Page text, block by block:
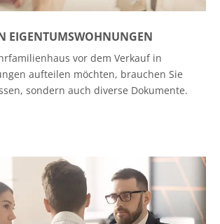
EIGENTUMSWOHNUNGEN
vor dem Verkauf in
aufteilen möchten, brauchen Sie
sondern auch diverse Dokumente.